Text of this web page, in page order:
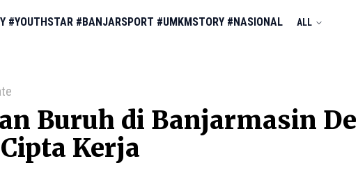
#YOUTHSTAR #BANJARSPORT #UMKMSTORY #NASIONAL ALL
Buruh di Banjarmasin
Kerja